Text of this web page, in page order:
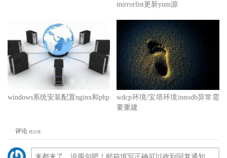
mirrorlist更新yum源
windows系统安装配置nginx和php
wdcp环境/宝塔环境innodb异常需
要重建
评论 抢沙发